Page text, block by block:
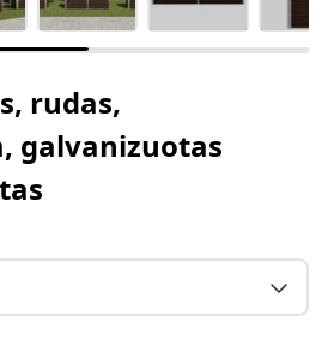
rudas,
galvanizuotas